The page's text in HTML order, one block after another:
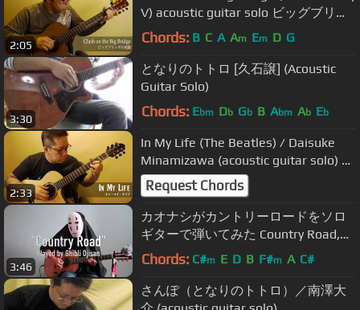
2:05
V) acoustic guitar solo ビッグブリッ
ヂの死闘／南澤大介
Chords: B C A Am Em D G
3:30
となりのトトロ [久石譲] (Acoustic
Guitar Solo)
Chords: Ebm Db Gb B Abm Ab Eb
2:33
In My Life (The Beatles) / Daisuke
Minamizawa (acoustic guitar solo) イ
ン・マイ・ライフ（ビートルズ）／
南澤大介
Request Chords
3:46
カオナシがカントリーロードをソロ
ギターで弾いてみた Country Road,
Fingerstyle Guitar Cover（耳をすま
ギ）
Chords: C#m E D B F#m A C#
さんぽ（となりのトトロ）／南澤大